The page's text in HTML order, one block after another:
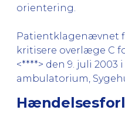
orientering.
Patientklagenævnet
kritisere overlæge C
<****> den 9. juli
ambulatorium,